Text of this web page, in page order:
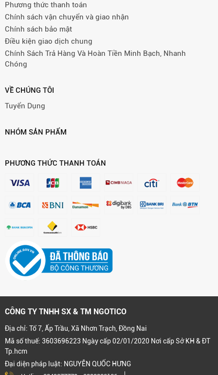
Phương thức thanh toán
Chính sách vận chuyển và giao nhận
Chính sách bảo mật
Điều kiện giao dịch chung
Chính Sách Trả Hàng Và Hoàn Tiền Minh Bạch, Nhanh
Chóng
VỀ CHÚNG TÔI
Tuyển Dụng
NHÓM SẢN PHẨM
PHƯƠNG THỨC THANH TOÁN
CÔNG TY TNHH SX & TM NGOTICO
Địa chỉ: Tổ 7, Ấp Trầu, Xã Nhơn Trạch, Đồng Nai
Mã số thuế: 3603696223 Ngày cấp 02/01/2020 Nơi cấp Sở KH & ĐT
Tp.hcm
Đại diện pháp luật: NGUYỄN QUỐC HƯNG